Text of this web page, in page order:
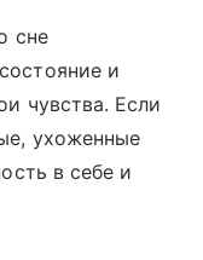
сне
и
чувства. Если
ухоженные
в себе и